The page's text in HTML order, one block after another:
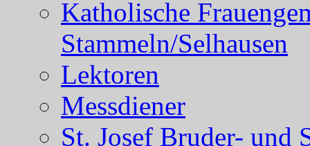
Katholische
Stammeln/Selhausen
Lektoren
Messdiener
St. Josef Bruder- und